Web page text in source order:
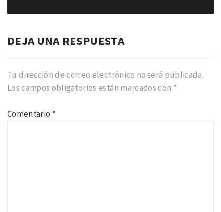
DEJA UNA RESPUESTA
Tu dirección de correo electrónico no será publicada.
Los campos obligatorios están marcados con *
Comentario *